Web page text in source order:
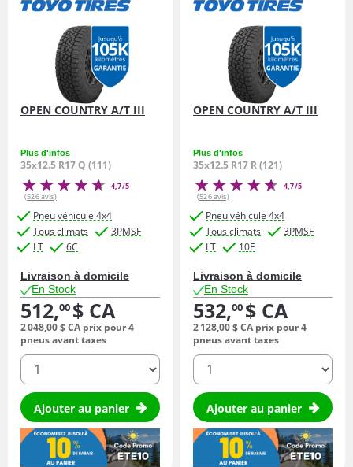
OPEN COUNTRY A/T III
Plus d'infos
35x12.5 R17 Q (111)
4,7/5
(526 avis)
Pneu véhicule 4x4
Tous climats
3PMSF
LT
6C
Livraison à domicile
En Stock
512,00 $ CA
2 048,00$ CA prix pour 4
pneus avant taxes
quantité
Ajouter au panier
OPEN COUNTRY A/T III
Plus d'infos
35x12.5 R17 R (121)
4,7/5
(526 avis)
Pneu véhicule 4x4
Tous climats
3PMSF
LT
10E
Livraison à domicile
En Stock
532,00 $ CA
2 128,00$ CA prix pour 4
pneus avant taxes
quantité
Ajouter au panier